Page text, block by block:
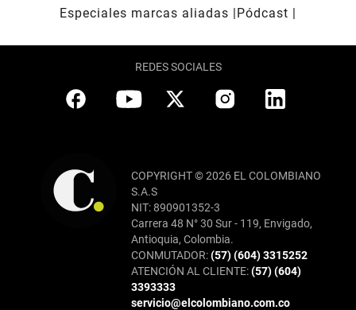
Especiales marcas aliadas
Pódcast
REDES SOCIALES
COPYRIGHT © 2026 EL COLOMBIANO
S.A.S
NIT: 890901352-3
Carrera 48 N° 30 Sur - 119, Envigado,
Antioquia, Colombia.
CONMUTADOR:(57) (604) 3315252
ATENCIÓN AL CLIENTE:(57) (604)
3393333
servicio@elcolombiano.com.co